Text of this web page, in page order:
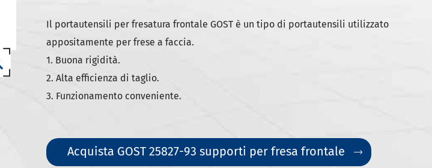
Il portautensili per fresatura frontale GOST è un tipo di portautensili utilizzato
appositamente per frese a faccia.
1. Buona rigidità.
2. Alta efficienza di taglio.
3. Funzionamento conveniente.
Acquista GOST 25827-93 supporti per fresa frontale 